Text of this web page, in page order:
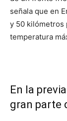
señala que en
y 50 kilómetros
temperatura
En la
gran parte